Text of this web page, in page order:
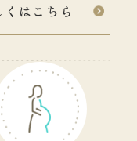
くはこちら